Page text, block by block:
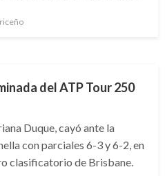
del ATP Tour 250
Duque, cayó ante la
con parciales 6-3 y 6-2, en
clasificatorio de Brisbane.